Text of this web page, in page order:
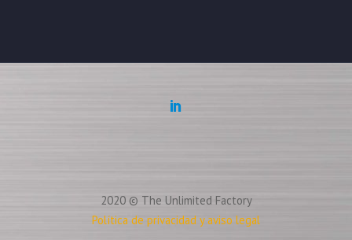
2020 © The Unlimited Factory
Política de privacidad y aviso legal